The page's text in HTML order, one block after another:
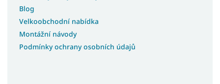
Blog
Velkoobchodní nabídka
Montážní návody
Podmínky ochrany osobních údajů